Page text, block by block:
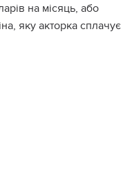
на місяць, або
яку акторка сплачує